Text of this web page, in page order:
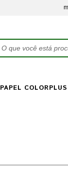
PAPEL COLORPLUS